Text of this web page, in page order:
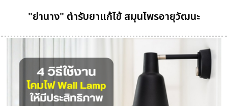
"ย่านาง" ตำรับยาแก้ไข้ สมุนไพรอายุวัฒนะ